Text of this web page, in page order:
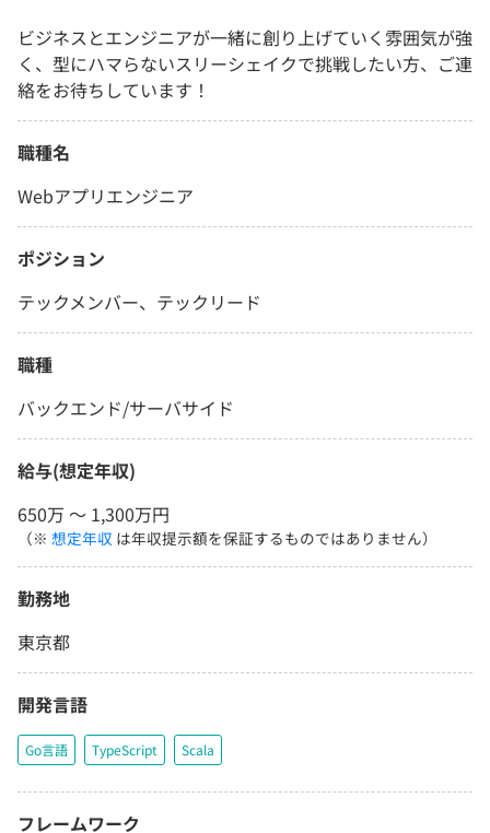
ビジネスとエンジニアが一緒に創り上げていく雰囲気が強
く、型にハマらないスリーシェイクで挑戦したい方、ご連
絡をお待ちしています！
職種名
Webアプリエンジニア
ポジション
テックメンバー、テックリード
職種
バックエンド/サーバサイド
給与(想定年収)
650万 〜 1,300万円
（※ 想定年収 は年収提示額を保証するものではありません）
勤務地
東京都
開発言語
Go言語 TypeScript Scala
フレームワーク